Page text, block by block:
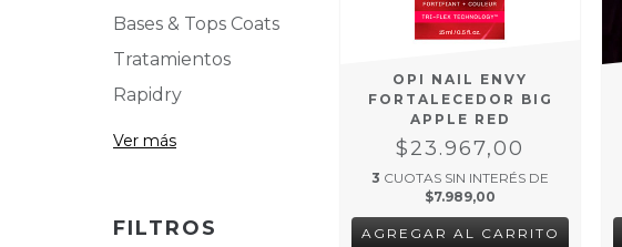
Bases & Tops Coats
Tratamientos
Rapidry
Ver más
FILTROS
OPI NAIL ENVY
FORTALECEDOR BIG
APPLE RED
$23.967,00
3 CUOTAS SIN INTERÉS DE
$7.989,00